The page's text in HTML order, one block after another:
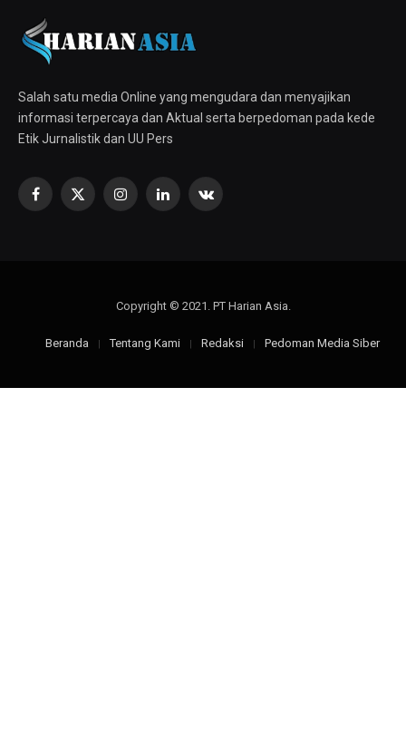
Salah satu media Online yang mengudara dan menyajikan
informasi terpercaya dan Aktual serta berpedoman pada kede
Etik Jurnalistik dan UU Pers
Facebook
X
InstagramLinkedInVKontakte
Copyright © 2021. PT Harian Asia.
Beranda Tentang Kami Redaksi Pedoman Media Siber